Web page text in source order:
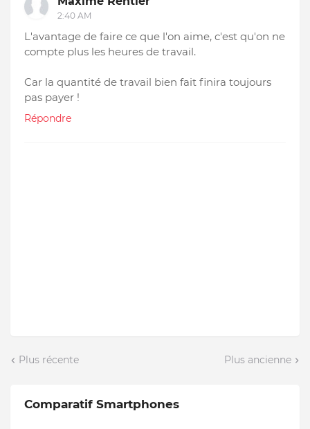
2:40 AM
L'avantage de faire ce que l'on aime, c'est qu'on ne
compte plus les heures de travail.
Car la quantité de travail bien fait finira toujours
pas payer !
Répondre
Plus récente Plus ancienne
Comparatif Smartphones